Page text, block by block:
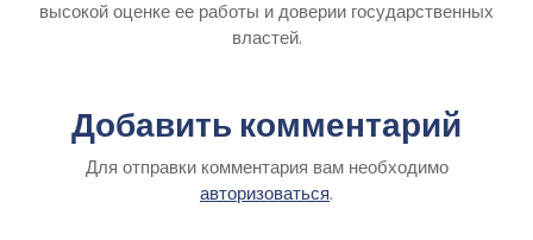
высокой оценке ее работы и доверии государственных
властей.
Добавить комментарий
Для отправки комментария вам необходимо
авторизоваться.